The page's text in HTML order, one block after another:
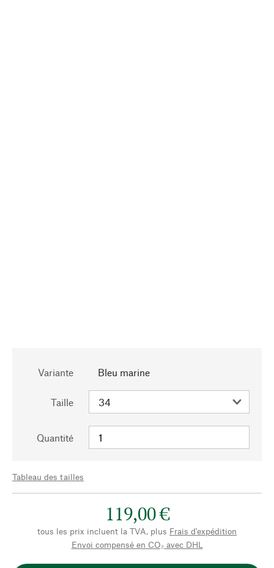
Variante Bleu marine
Taille
Quantité
Tableau des tailles
119,00 €
tous les prix incluent la TVA, plus Frais d'expédition
Envoi compensé en CO₂ avec DHL